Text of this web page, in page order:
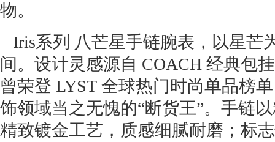
物。
Iris系列 八芒星手链腕表，以星芒
间。设计灵感源自 COACH 经典包
曾荣登 LYST 全球热门时尚单品榜
饰领域当之无愧的“断货王”。手链
精致镀金工艺，质感细腻耐磨；标